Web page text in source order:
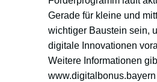
Gerade für kleine und
wichtiger Baustein sein,
digitale Innovationen
Weitere Informationen
www.digitalbonus.bayern